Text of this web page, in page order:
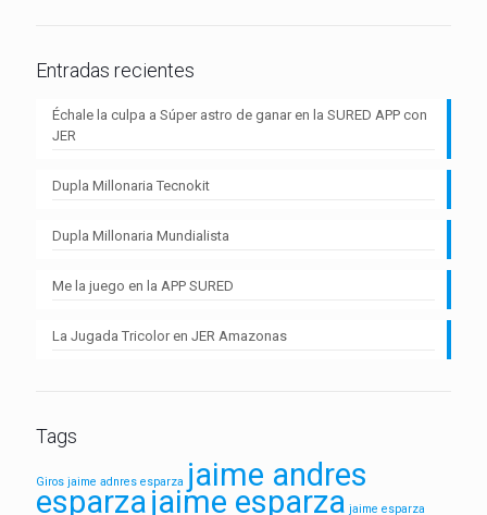
Entradas recientes
Échale la culpa a Súper astro de ganar en la SURED APP con
JER
Dupla Millonaria Tecnokit
Dupla Millonaria Mundialista
Me la juego en la APP SURED
La Jugada Tricolor en JER Amazonas
Tags
Giros jaime adnres esparza jaime andres
esparzajaime esparza jaime esparza